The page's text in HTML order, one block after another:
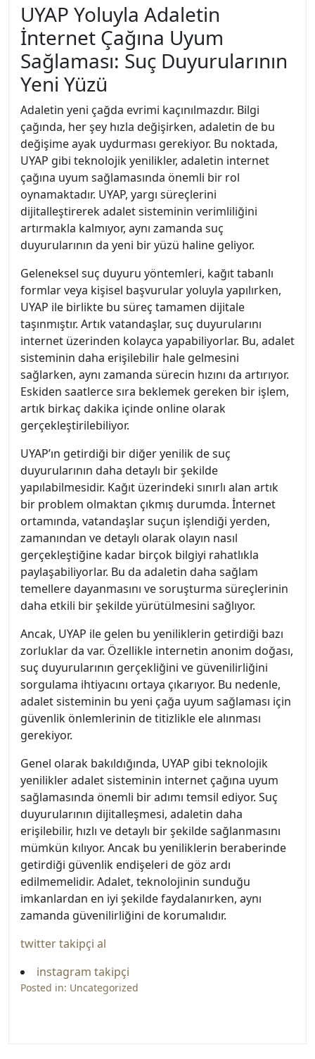
UYAP Yoluyla Adaletin
İnternet Çağına Uyum
Sağlaması: Suç Duyurularının
Yeni Yüzü
Adaletin yeni çağda evrimi kaçınılmazdır. Bilgi
çağında, her şey hızla değişirken, adaletin de bu
değişime ayak uydurması gerekiyor. Bu noktada,
UYAP gibi teknolojik yenilikler, adaletin internet
çağına uyum sağlamasında önemli bir rol
oynamaktadır. UYAP, yargı süreçlerini
dijitalleştirerek adalet sisteminin verimliliğini
artırmakla kalmıyor, aynı zamanda suç
duyurularının da yeni bir yüzü haline geliyor.
Geleneksel suç duyuru yöntemleri, kağıt tabanlı
formlar veya kişisel başvurular yoluyla yapılırken,
UYAP ile birlikte bu süreç tamamen dijitale
taşınmıştır. Artık vatandaşlar, suç duyurularını
internet üzerinden kolayca yapabiliyorlar. Bu, adalet
sisteminin daha erişilebilir hale gelmesini
sağlarken, aynı zamanda sürecin hızını da artırıyor.
Eskiden saatlerce sıra beklemek gereken bir işlem,
artık birkaç dakika içinde online olarak
gerçekleştirilebiliyor.
UYAP’ın getirdiği bir diğer yenilik de suç
duyurularının daha detaylı bir şekilde
yapılabilmesidir. Kağıt üzerindeki sınırlı alan artık
bir problem olmaktan çıkmış durumda. İnternet
ortamında, vatandaşlar suçun işlendiği yerden,
zamanından ve detaylı olarak olayın nasıl
gerçekleştiğine kadar birçok bilgiyi rahatlıkla
paylaşabiliyorlar. Bu da adaletin daha sağlam
temellere dayanmasını ve soruşturma süreçlerinin
daha etkili bir şekilde yürütülmesini sağlıyor.
Ancak, UYAP ile gelen bu yeniliklerin getirdiği bazı
zorluklar da var. Özellikle internetin anonim doğası,
suç duyurularının gerçekliğini ve güvenilirliğini
sorgulama ihtiyacını ortaya çıkarıyor. Bu nedenle,
adalet sisteminin bu yeni çağa uyum sağlaması için
güvenlik önlemlerinin de titizlikle ele alınması
gerekiyor.
Genel olarak bakıldığında, UYAP gibi teknolojik
yenilikler adalet sisteminin internet çağına uyum
sağlamasında önemli bir adımı temsil ediyor. Suç
duyurularının dijitalleşmesi, adaletin daha
erişilebilir, hızlı ve detaylı bir şekilde sağlanmasını
mümkün kılıyor. Ancak bu yeniliklerin beraberinde
getirdiği güvenlik endişeleri de göz ardı
edilmemelidir. Adalet, teknolojinin sunduğu
imkanlardan en iyi şekilde faydalanırken, aynı
zamanda güvenilirliğini de korumalıdır.
twitter takipçi al
instagram takipçi
Posted in: Uncategorized